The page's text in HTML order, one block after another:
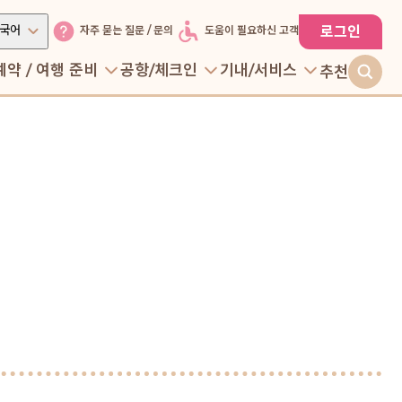
약 / 여행 준비 공항/체크인 기내/서비스 추천
어 자주 묻는 질문 / 문의 도움이 필요하신 고객 로그인